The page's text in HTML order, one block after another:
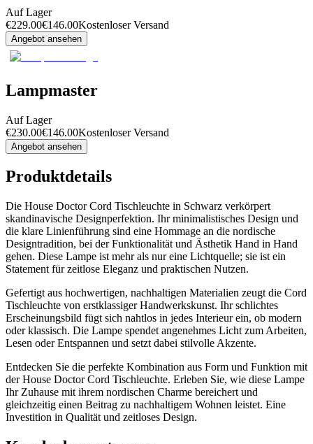
Auf Lager
€229.00€146.00Kostenloser Versand
Angebot ansehen
Lampmaster
Auf Lager
€230.00€146.00Kostenloser Versand
Angebot ansehen
Produktdetails
Die House Doctor Cord Tischleuchte in Schwarz verkörpert
skandinavische Designperfektion. Ihr minimalistisches Design und
die klare Linienführung sind eine Hommage an die nordische
Designtradition, bei der Funktionalität und Ästhetik Hand in Hand
gehen. Diese Lampe ist mehr als nur eine Lichtquelle; sie ist ein
Statement für zeitlose Eleganz und praktischen Nutzen.
Gefertigt aus hochwertigen, nachhaltigen Materialien zeugt die Cord
Tischleuchte von erstklassiger Handwerkskunst. Ihr schlichtes
Erscheinungsbild fügt sich nahtlos in jedes Interieur ein, ob modern
oder klassisch. Die Lampe spendet angenehmes Licht zum Arbeiten,
Lesen oder Entspannen und setzt dabei stilvolle Akzente.
Entdecken Sie die perfekte Kombination aus Form und Funktion mit
der House Doctor Cord Tischleuchte. Erleben Sie, wie diese Lampe
Ihr Zuhause mit ihrem nordischen Charme bereichert und
gleichzeitig einen Beitrag zu nachhaltigem Wohnen leistet. Eine
Investition in Qualität und zeitloses Design.